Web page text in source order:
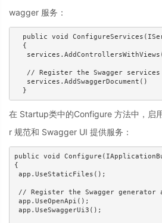
wagger 服务：
public void
  {
   // Register the Swagger services
   services.AddSwaggerDocument()
  }
在 Startup类中的Configure 方法中，启
r 规范和 Swagger UI 提供服务：
public void
{
app.UseStaticFiles();
// Register the Swagger generator
app.UseOpenApi();
app.UseSwaggerUi3();